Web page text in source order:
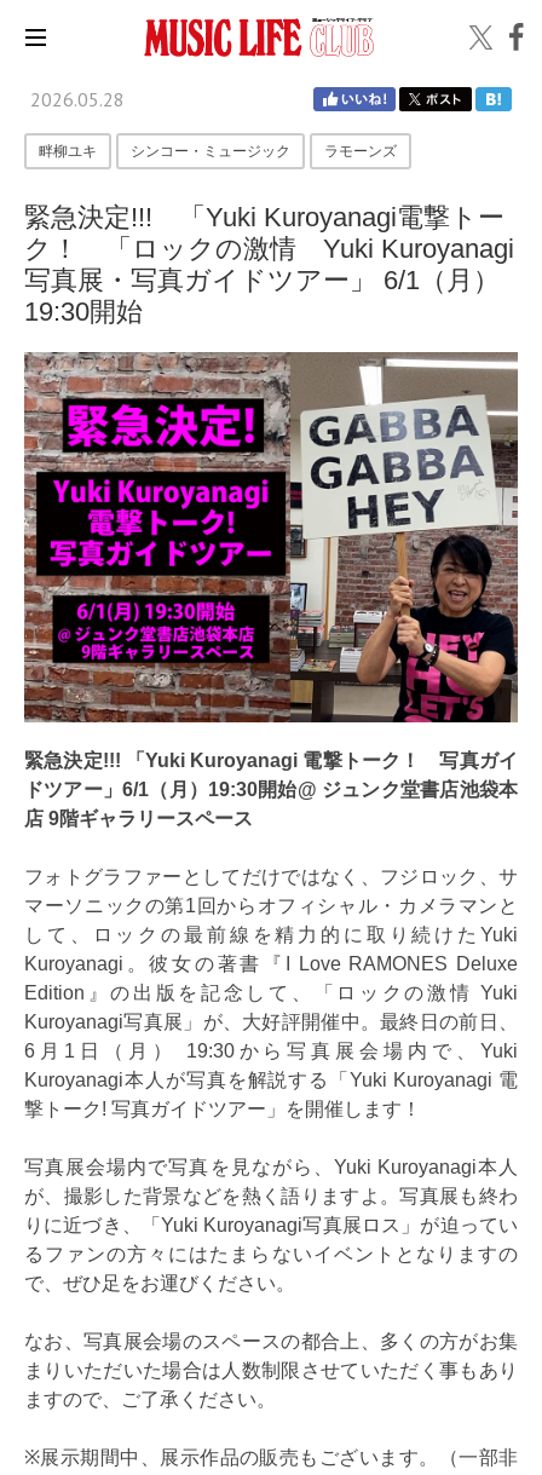
2026.05.28
畔柳ユキ シンコー・ミュージック ラモーンズ
緊急決定!!! 「Yuki Kuroyanagi電撃トー
ク！ 「ロックの激情 Yuki Kuroyanagi
写真展・写真ガイドツアー」 6/1（月）
19:30開始
緊急決定!!! 「Yuki Kuroyanagi 電撃トーク！ 写真ガイ
ドツアー」6/1（月）19:30開始@ ジュンク堂書店池袋本
店 9階ギャラリースペース
フォトグラファーとしてだけではなく、フジロック、サ
マーソニックの第1回からオフィシャル・カメラマンと
して、ロックの最前線を精力的に取り続けたYuki
Kuroyanagi。彼女の著書『I Love RAMONES Deluxe
Edition』の出版を記念して、「ロックの激情 Yuki
Kuroyanagi写真展」が、大好評開催中。最終日の前日、
6月1日（月） 19:30から写真展会場内で、Yuki
Kuroyanagi本人が写真を解説する「Yuki Kuroyanagi 電
撃トーク! 写真ガイドツアー」を開催します！
写真展会場内で写真を見ながら、Yuki Kuroyanagi本人
が、撮影した背景などを熱く語りますよ。写真展も終わ
りに近づき、「Yuki Kuroyanagi写真展ロス」が迫ってい
るファンの方々にはたまらないイベントとなりますの
で、ぜひ足をお運びください。
なお、写真展会場のスペースの都合上、多くの方がお集
まりいただいた場合は人数制限させていただく事もあり
ますので、ご了承ください。
※展示期間中、展示作品の販売もございます。（一部非